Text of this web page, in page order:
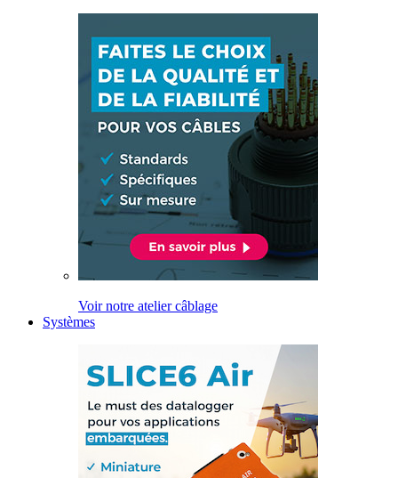
Voir notre atelier câblage
Systèmes